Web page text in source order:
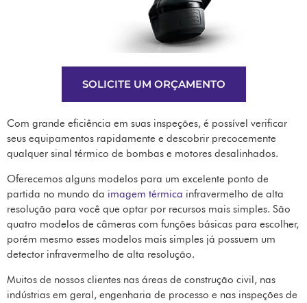
SOLICITE UM ORÇAMENTO
Com grande eficiência em suas inspeções, é possível verificar
seus equipamentos rapidamente e descobrir precocemente
qualquer sinal térmico de bombas e motores desalinhados.
Oferecemos alguns modelos para um excelente ponto de
partida no mundo da imagem térmica infravermelho de alta
resolução para você que optar por recursos mais simples. São
quatro modelos de câmeras com funções básicas para escolher,
porém mesmo esses modelos mais simples já possuem um
detector infravermelho de alta resolução.
Muitos de nossos clientes nas áreas de construção civil, nas
indústrias em geral, engenharia de processo e nas inspeções de